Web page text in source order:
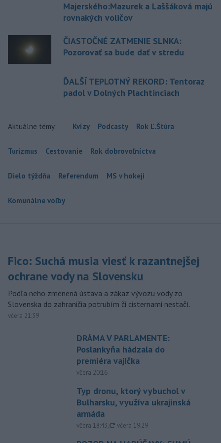
Majerského:Mazurek a Laššáková majú
rovnakých voličov
ČIASTOČNÉ ZATMENIE SLNKA:
Pozorovať sa bude dať v stredu
ĎALŠÍ TEPLOTNÝ REKORD: Tentoraz
padol v Dolných Plachtinciach
Aktuálne témy: Kvízy Podcasty Rok Ľ.Štúra
Turizmus Cestovanie Rok dobrovoľníctva
Dielo týždňa Referendum MS v hokeji
Komunálne voľby
Fico: Suchá musia viesť k razantnejšej
ochrane vody na Slovensku
Podľa neho zmenená ústava a zákaz vývozu vody zo
Slovenska do zahraničia potrubím či cisternami nestačí.
včera 21:39
DRÁMA V PARLAMENTE:
Poslankyňa hádzala do
premiéra vajíčka
včera 20:16
Typ dronu, ktorý vybuchol v
Bulharsku, využíva ukrajinská
armáda
včera 18:43, aktualizované
včera 19:29